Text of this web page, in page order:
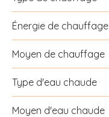
Énergie de chauffage
Moyen de chauffage
Type d'eau chaude
Moyen d'eau chaude